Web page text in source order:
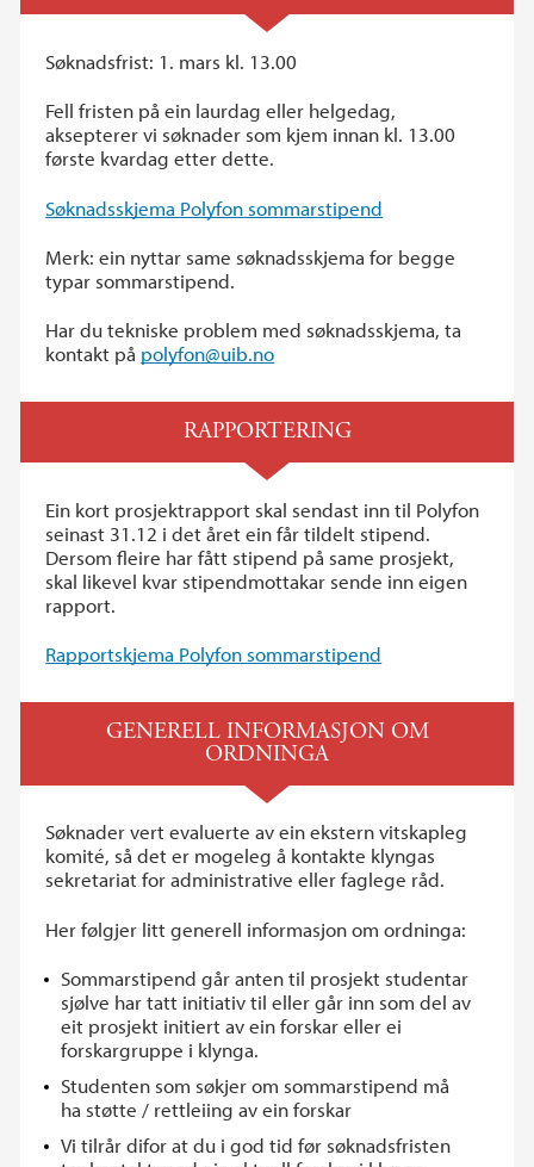
Søknadsfrist: 1. mars kl. 13.00
Fell fristen på ein laurdag eller helgedag,
aksepterer vi søknader som kjem innan kl. 13.00
første kvardag etter dette.
Søknadsskjema Polyfon sommarstipend
Merk: ein nyttar same søknadsskjema for begge
typar sommarstipend.
Har du tekniske problem med søknadsskjema, ta
kontakt på polyfon@uib.no
RAPPORTERING
Ein kort prosjektrapport skal sendast inn til Polyfon
seinast 31.12 i det året ein får tildelt stipend.
Dersom fleire har fått stipend på same prosjekt,
skal likevel kvar stipendmottakar sende inn eigen
rapport.
Rapportskjema Polyfon sommarstipend
GENERELL INFORMASJON OM
ORDNINGA
Søknader vert evaluerte av ein ekstern vitskapleg
komité, så det er mogeleg å kontakte klyngas
sekretariat for administrative eller faglege råd.
Her følgjer litt generell informasjon om ordninga:
Sommarstipend går anten til prosjekt studentar
sjølve har tatt initiativ til eller går inn som del av
eit prosjekt initiert av ein forskar eller ei
forskargruppe i klynga.
Studenten som søkjer om sommarstipend må
ha støtte / rettleiing av ein forskar
Vi tilrår difor at du i god tid før søknadsfristen